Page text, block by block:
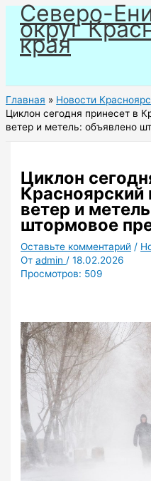
Перейти
содержимому
Северо-
округ
края
Главная
Новости
Циклон сегодня принесет в
ветер и метель: объявлено
Циклон
Красноярский
ветер и
штормовое
Оставьте комментарий /
Отadmin /18.02.2026
Просмотров: 509